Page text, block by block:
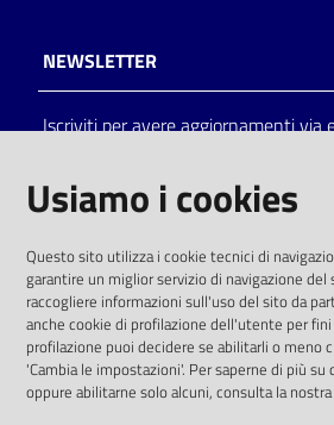
Catalogo
Eventi
Chiedi al
bibliotecario
Avvisi
NEWSLETTER
Iscriviti per avere aggiornamenti via
solo alle condizioni previste dalla
comunitaria 2003/98/CE e dal
SOCIAL
Instagram
Usiamo i cookies
Questo sito utilizza i cookie tecnici di
garantire un miglior servizio di navigazione
raccogliere informazioni sull'uso del sito da
anche cookie di profilazione dell'utente per
profilazione puoi decidere se abilitarli o meno
'Cambia le impostazioni'. Per saperne di più
oppure abilitarne solo alcuni, consulta la nostra